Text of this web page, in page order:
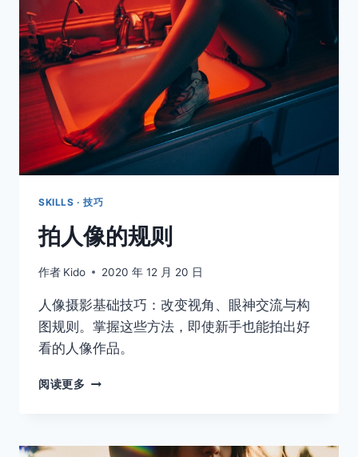
SKILLS · 技巧
拍人像的规则
作者 Kido 2020 年 12 月 20 日
人像摄影基础技巧：改变视角、眼神交流与构
图规则。掌握这些方法，即使新手也能拍出好
看的人像作品。
阅读更多
规